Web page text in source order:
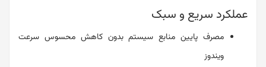
عملکرد سریع و سبک
مصرف پایین منابع سیستم بدون کاهش محسوس سرعت
ویندوز